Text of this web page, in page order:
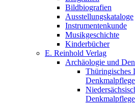
Bildbiografien
Ausstellungskataloge
Instrumentenkunde
Musikgeschichte
Kinderbücher
E. Reinhold Verlag
Archäologie und
Thüringisches
Denkmalpflege